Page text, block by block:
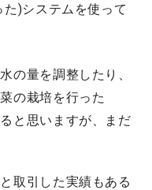
)システムを使って
の量を調整したり、
の栽培を行った
と思いますが、まだ
取引した実績もある